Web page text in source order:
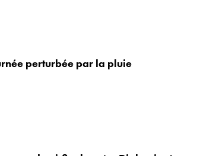
perturbée par la pluie